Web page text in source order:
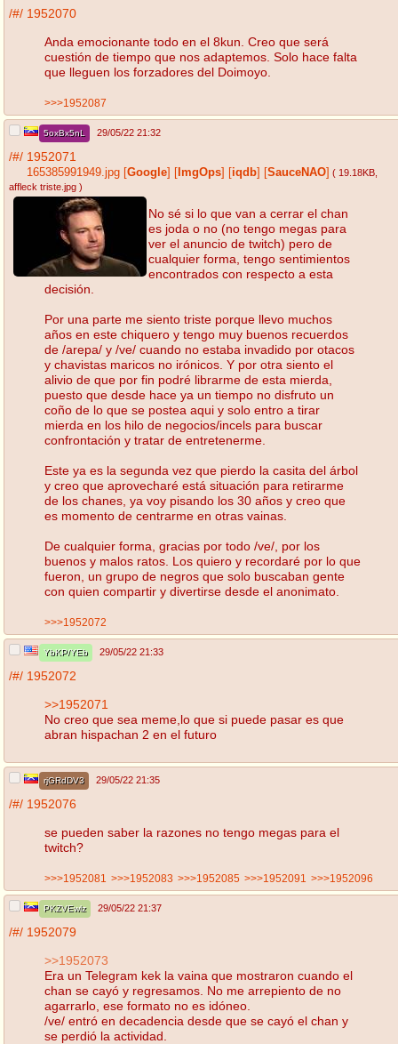
/#/ 1952070
Anda emocionante todo en el 8kun. Creo que será
cuestión de tiempo que nos adaptemos. Solo hace falta
que lleguen los forzadores del Doimoyo.
>>>1952087
5oxBx5nL 29/05/22 21:32
/#/ 1952071
165385991949.jpg Google ImgOps iqdb SauceNAO ( 19.18KB
affleck triste.jpg )
No sé si lo que van a cerrar el chan
es joda o no (no tengo megas para
ver el anuncio de twitch) pero de
cualquier forma, tengo sentimientos
encontrados con respecto a esta
decisión.
Por una parte me siento triste porque llevo muchos
años en este chiquero y tengo muy buenos recuerdos
de /arepa/ y /ve/ cuando no estaba invadido por otacos
y chavistas maricos no irónicos. Y por otra siento el
alivio de que por fin podré librarme de esta mierda,
puesto que desde hace ya un tiempo no disfruto un
coño de lo que se postea aqui y solo entro a tirar
mierda en los hilo de negocios/incels para buscar
confrontación y tratar de entretenerme.
Este ya es la segunda vez que pierdo la casita del árbol
y creo que aprovecharé está situación para retirarme
de los chanes, ya voy pisando los 30 años y creo que
es momento de centrarme en otras vainas.
De cualquier forma, gracias por todo /ve/, por los
buenos y malos ratos. Los quiero y recordaré por lo que
fueron, un grupo de negros que solo buscaban gente
con quien compartir y divertirse desde el anonimato.
>>>1952072
YbKP/YEb 29/05/22 21:33
/#/ 1952072
>>1952071
No creo que sea meme,lo que si puede pasar es que
abran hispachan 2 en el futuro
rjGRdDV3 29/05/22 21:35
/#/ 1952076
se pueden saber la razones no tengo megas para el
twitch?
>>>1952081 >>>1952083 >>>1952085 >>>1952091 >>>1952096
PKZVEwlz 29/05/22 21:37
/#/ 1952079
>>1952073
Era un Telegram kek la vaina que mostraron cuando el
chan se cayó y regresamos. No me arrepiento de no
agarrarlo, ese formato no es idóneo.
/ve/ entró en decadencia desde que se cayó el chan y
se perdió la actividad.